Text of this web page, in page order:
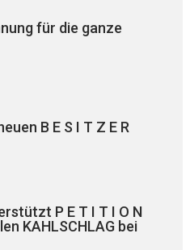
für die ganze
B E S I T Z E R
P E T I T I O N
KAHLSCHLAG bei